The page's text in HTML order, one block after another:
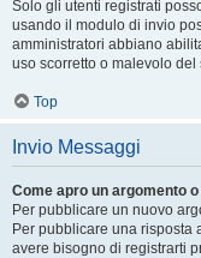
Solo gli utenti registrati
usando il modulo di invio
amministratori abbiano
uso scorretto o malevolo
Top
Invio Messaggi
Come apro un argomento
Per pubblicare un nuovo
Per pubblicare una risposta
avere bisogno di registrarti